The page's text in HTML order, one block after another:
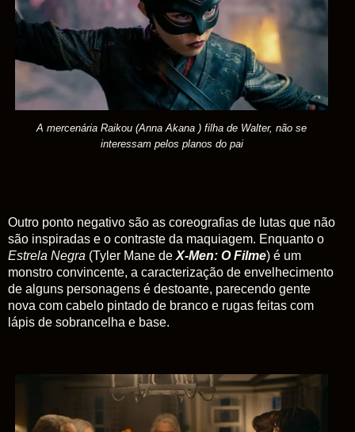
A mercenária Raikou (Anna Akana ) filha de Walter, não se
interessam pelos planos do pai
Outro ponto negativo são as coreografias de lutas que não
são inspiradas e o contraste da maquiagem. Enquanto o
Estrela Negra (Tyler Mane de X-Men: O Filme) é um
monstro convincente, a caracterização de envelhecimento
de alguns personagens é destoante, parecendo gente
nova com cabelo pintado de branco e rugas feitas com
lápis de sobrancelha e base.